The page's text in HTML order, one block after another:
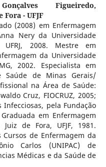
Figueiredo,
Fora - UFJF
(2008) em Enfermagem
Nery da Universidade
2008. Mestre em
da Universidade
2002. Especialista em
Saúde de Minas Gerais/
na Área de Saúde:
Cruz, FIOCRUZ, 2005;
pela Fundação
em Enfermagem
de Fora, UFJF, 1981.
de Enfermagem da
Carlos (UNIPAC) de
Médicas e da Saúde de